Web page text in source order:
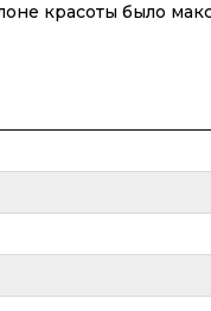
красоты было